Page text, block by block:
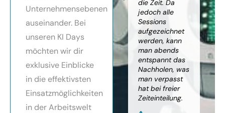
Unternehmensebenen
auseinander. Bei
unseren KI Days
möchten wir dir
exklusive Einblicke
in die effektivsten
Einsatzmöglichkeiten
in der Arbeitswelt
von
Elisabeth
Probleme noch
Anleitungen
bereitgestellt.
Monika
Vietz
die Zeit. Da
jedoch alle
Sessions
aufgezeichnet
werden, kann
man abends
entspannt das
Nachholen, was
man verpasst
hat bei freier
Zeiteinteilung.